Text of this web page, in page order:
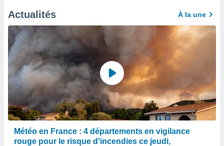
Actualités À la une
Météo en France : 4 départements en vigilance
rouge pour le risque d'incendies ce jeudi,